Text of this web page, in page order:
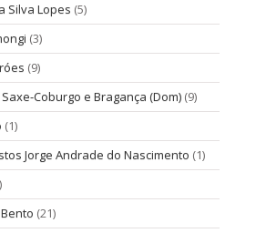
Silva Lopes (5)
(3)
(9)
Coburgo e Bragança (Dom) (9)
(1)
Jorge Andrade do Nascimento (1)
(21)